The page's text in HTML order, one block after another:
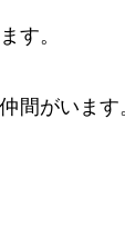
す。
間がいます